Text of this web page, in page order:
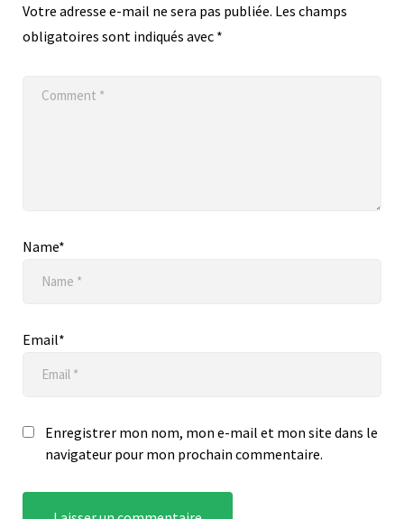
Votre adresse e-mail ne sera pas publiée. Les champs
obligatoires sont indiqués avec *
Name*
Email*
Enregistrer mon nom, mon e-mail et mon site dans le
navigateur pour mon prochain commentaire.